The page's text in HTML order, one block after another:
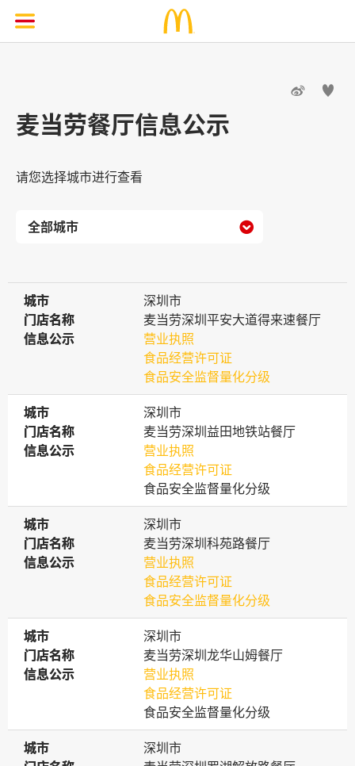
 
麦当劳餐厅信息公示
请您选择城市进行查看

城市
城市
深圳市
门店名称
门店名称
麦当劳深圳平安大道得来速餐厅
信息公示
信息公示
营业执照
食品经营许可证
食品安全监督量化分级
城市
城市
深圳市
门店名称
门店名称
麦当劳深圳益田地铁站餐厅
信息公示
信息公示
营业执照
食品经营许可证
食品安全监督量化分级
城市
城市
深圳市
门店名称
门店名称
麦当劳深圳科苑路餐厅
信息公示
信息公示
营业执照
食品经营许可证
食品安全监督量化分级
城市
城市
深圳市
门店名称
门店名称
麦当劳深圳龙华山姆餐厅
信息公示
信息公示
营业执照
食品经营许可证
食品安全监督量化分级
城市
城市
深圳市